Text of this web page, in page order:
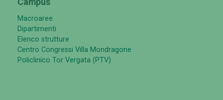
Macroaree
Dipartimenti
Elenco strutture
Centro Congressi Villa Mondragone
Policlinico Tor Vergata (PTV)